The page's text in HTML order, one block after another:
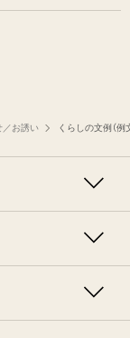
／お誘い くらしの文例（例